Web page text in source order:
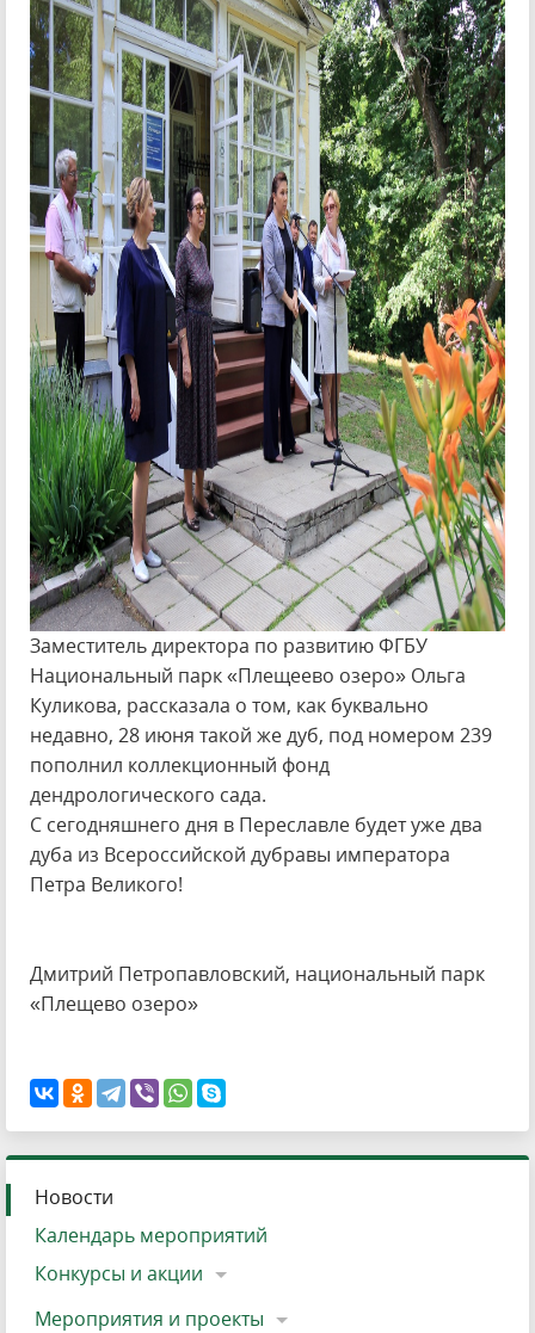
Заместитель директора по развитию ФГБУ
Национальный парк «Плещеево озеро» Ольга
Куликова, рассказала о том, как буквально
недавно, 28 июня такой же дуб, под номером 239
пополнил коллекционный фонд
дендрологического сада.
С сегодняшнего дня в Переславле будет уже два
дуба из Всероссийской дубравы императора
Петра Великого!
Дмитрий Петропавловский, национальный парк
«Плещево озеро»
Новости
Календарь мероприятий
Конкурсы и акции
Мероприятия и проекты